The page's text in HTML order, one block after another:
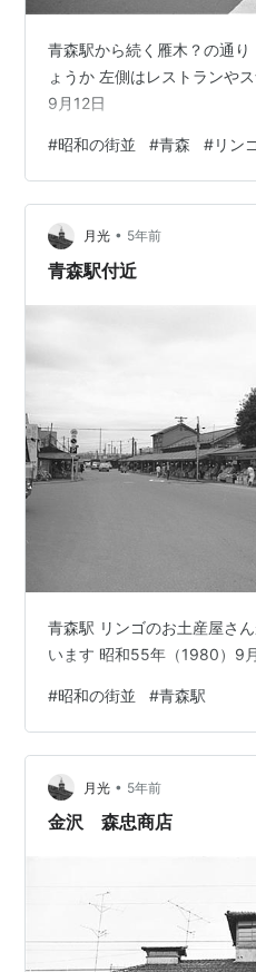
青森駅から続く雁木？の通
ょうか 左側はレストランや
9月12日
#昭和の街並 #青森 #リン
月光 • 5年前
青森駅付近
青森駅 リンゴのお土産屋さ
います 昭和55年（1980）9
#昭和の街並 #青森駅
月光 • 5年前
金沢 森忠商店